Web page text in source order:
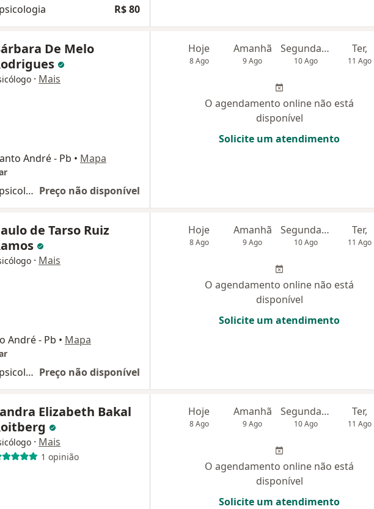
R$ 80
De Melo
· Mais
André - Pb • Mapa
Primeira consulta psicologia Preço não disponível
Hoje
8 Ago
Amanhã
9 Ago
Segunda-feira
10 Ago
Ter,
11 Ago
O agendamento online não está
disponível
Solicite um atendimento
de Tarso Ruiz
· Mais
André - Pb • Mapa
Primeira consulta psicologia Preço não disponível
Hoje
8 Ago
Amanhã
9 Ago
Segunda-feira
10 Ago
Ter,
11 Ago
O agendamento online não está
disponível
Solicite um atendimento
Elizabeth Bakal
· Mais
1 opinião
Hoje
8 Ago
Amanhã
9 Ago
Segunda-feira
10 Ago
Ter,
11 Ago
O agendamento online não está
disponível
Solicite um atendimento